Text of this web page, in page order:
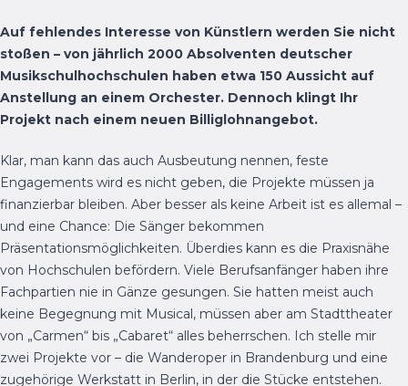
Auf fehlendes Interesse von Künstlern werden Sie nicht
stoßen – von jährlich 2000 Absolventen deutscher
Musikschulhochschulen haben etwa 150 Aussicht auf
Anstellung an einem Orchester. Dennoch klingt Ihr
Projekt nach einem neuen Billiglohnangebot.
Klar, man kann das auch Ausbeutung nennen, feste
Engagements wird es nicht geben, die Projekte müssen ja
finanzierbar bleiben. Aber besser als keine Arbeit ist es allemal –
und eine Chance: Die Sänger bekommen
Präsentationsmöglichkeiten. Überdies kann es die Praxisnähe
von Hochschulen befördern. Viele Berufsanfänger haben ihre
Fachpartien nie in Gänze gesungen. Sie hatten meist auch
keine Begegnung mit Musical, müssen aber am Stadttheater
von „Carmen“ bis „Cabaret“ alles beherrschen. Ich stelle mir
zwei Projekte vor – die Wanderoper in Brandenburg und eine
zugehörige Werkstatt in Berlin, in der die Stücke entstehen.